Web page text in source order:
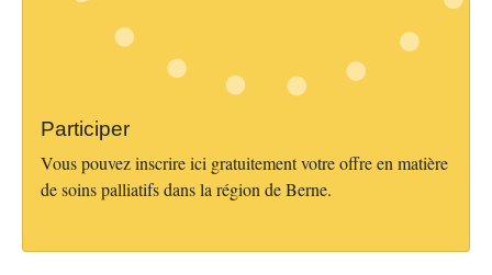
Participer
Vous pouvez inscrire ici gratuitement votre offre en matière
de soins palliatifs dans la région de Berne.